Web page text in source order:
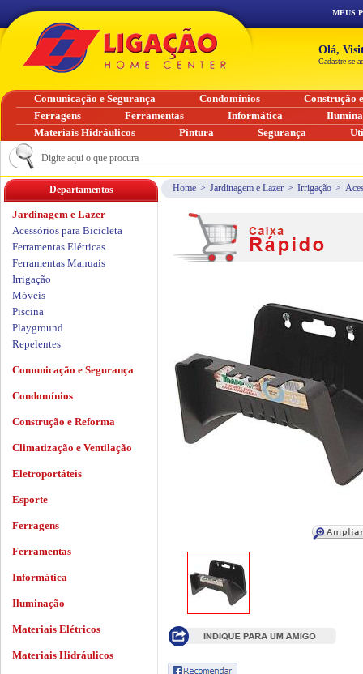
Home > Jardinagem e Lazer > Irrigação >
Departamentos
Jardinagem e Lazer
Acessórios para Bicicleta
Ferramentas Elétricas
Ferramentas Manuais
Irrigação
Móveis
Piscina
Playground
Repelentes
Comunicação e Segurança
Condomínios
Construção e Reforma
Climatização e Ventilação
Eletroportáteis
Esporte
Ferragens
Ferramentas
Informática
Iluminação
Materiais Elétricos
Materiais Hidráulicos
MEUS
Olá,
Cadastre-se
Comunicação e Segurança Condomínios
Construção
Ferragens
Ferramentas Informática
Materiais Hidráulicos
Pintura Segurança